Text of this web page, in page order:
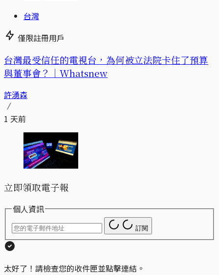
台灣
僅限註冊用戶
台灣最受信任的電視台，為何被立法院卡住了預算
與董事會？｜Whatsnew
許湧森
1 天前
立即領取電子報
個人資訊
訂閱
太好了！請檢查您的收件匣並點擊連結。